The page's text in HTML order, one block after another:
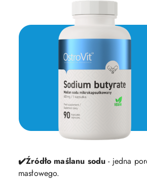
✔️Źródło maślanu sodu - jedna
masłowego.